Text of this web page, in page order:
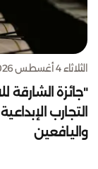
الثلاثاء 4 أغسطس 2026
"جائزة
التجارب
واليافعين